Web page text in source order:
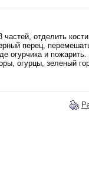
отделить
перец,
огурчика и
огурцы, зеленый